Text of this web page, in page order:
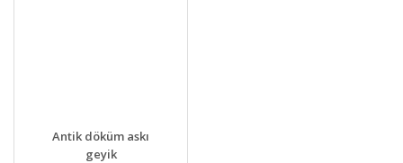
Antik döküm askı
geyik